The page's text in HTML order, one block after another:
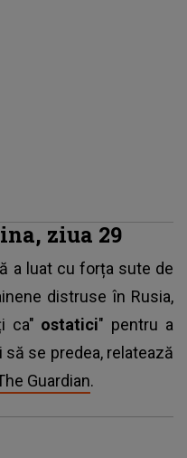
ziua 29
a luat cu forța sute de
distruse în Rusia,
ca" ostatici" pentru a
se predea, relatează
Guardian.